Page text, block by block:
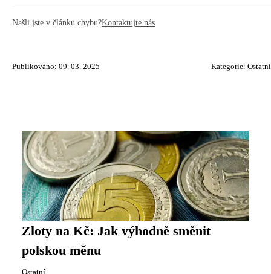
Našli jste v článku chybu?Kontaktujte nás
Publikováno: 09. 03. 2025 Kategorie: Ostatní
Zloty na Kč: Jak výhodně směnit
polskou měnu
Ostatní